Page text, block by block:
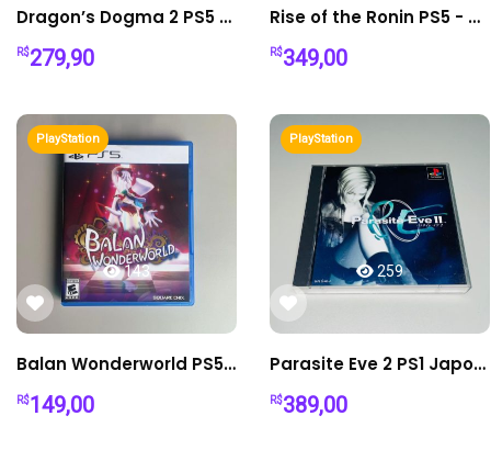
Dragon’s Dogma 2 PS5 - RPG Mundo Aberto
R$279,90
Rise of the Ronin PS5 - A Ascensão do Ronin
R$349,00
143
PlayStation
Balan Wonderworld PS5 - Plataforma Fantasia
R$149,00
259
PlayStation
Parasite Eve 2 PS1 Japonês Completo (2 Discos) + Manual + Encartes | Original Raro
R$389,00